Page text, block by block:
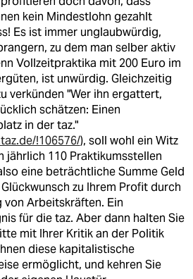
kein Mindestlohn gezahlt
Es ist immer unglaubwürdig,
zu dem man selber aktiv
Vollzeitpraktika mit 200 Euro im
ist unwürdig. Gleichzeitig
verkünden "Wer ihn ergattert,
schätzen: Einen
in der taz."
!106576/), soll wohl ein Witz
jährlich 110 Praktikumsstellen
eine beträchtliche Summe Geld
zu Ihrem Profit durch
von Arbeitskräften. Ein
für die taz. Aber dann halten Sie
mit Ihrer Kritik an der Politik
diese kapitalistische
ermöglicht, und kehren Sie